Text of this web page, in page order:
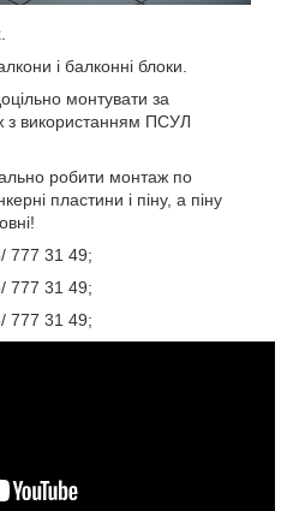
і балконні блоки.
монтувати за
з використанням ПСУЛ
робити монтаж по
пластини і піну, а піну
777 31 49;
777 31 49;
777 31 49;